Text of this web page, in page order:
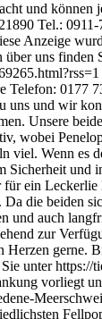
und
Tel.:
Anzeige
uns
0177
uns und wir
Unsere
wobei
viel. Wenn es
Sicherheit
ein Leckerlie
die beiden
und auch
zur
Herzen gerne.
unter
vorliegt